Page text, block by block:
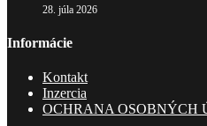
28. júla 2026
Informácie
Kontakt
Inzercia
OCHRANA OSOBNÝCH